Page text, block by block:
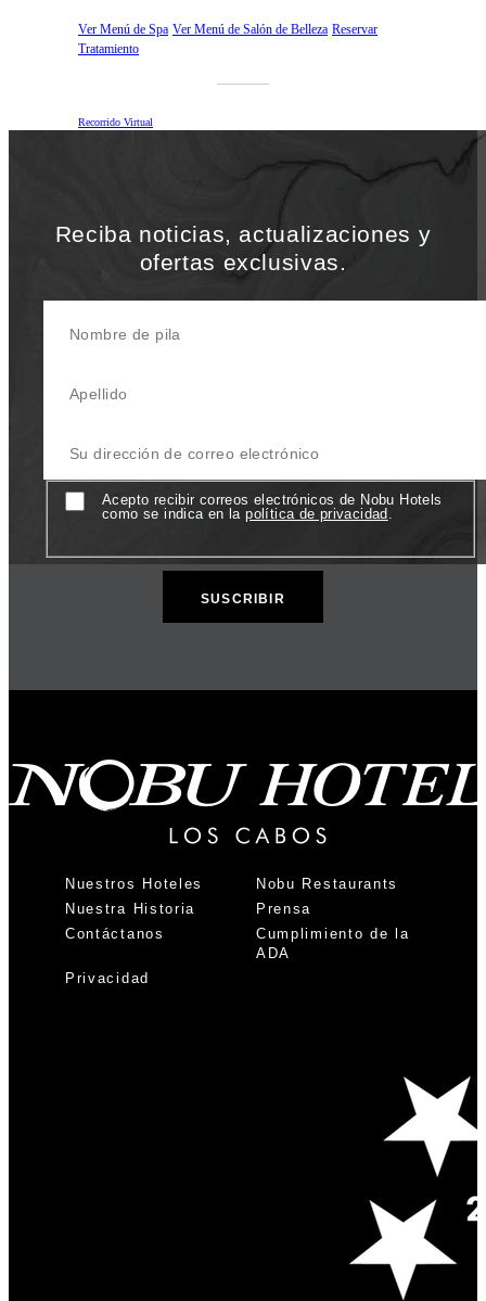
Ver Menú de Spa Ver Menú de Salón de Belleza Reservar
Tratamiento
Recorrido Virtual
Reciba noticias, actualizaciones y
ofertas exclusivas.
ConsentAcepto recibir correos electrónicos de Nobu Hotels
como se indica en lapolítica de privacidad .
Nuestros Hoteles
Nobu Restaurants
Nuestra Historia
Prensa
Contáctanos
Cumplimiento de la
ADA
Privacidad